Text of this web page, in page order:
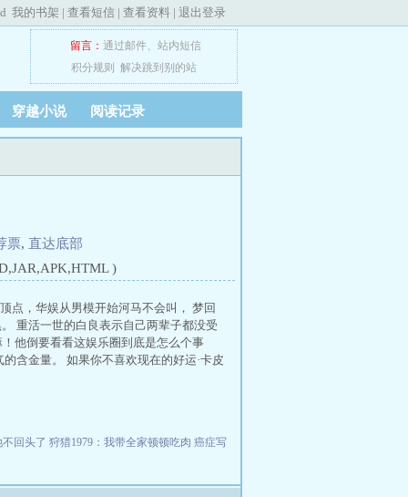
我的书架 | 查看短信 | 查看资料 | 退出登录
留言： 通过邮件、 站内短信
积分规则
解决跳到别的站
穿越小说 阅读记录
票, 直达底部
)
点，华娱从男模开始河马不会叫， 梦回
重活一世的白良表示自己两辈子都没受
他倒要看看这娱乐圈到底是怎么个事
含金量。 如果你不喜欢现在的好运·卡皮
回头了 狩猎1979：我带全家顿顿吃肉 癌症写